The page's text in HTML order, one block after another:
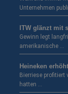
Unternehmen
ITW glänzt mit
Gewinn legt
amerikanische …
Heineken
Bierriese
hatten …